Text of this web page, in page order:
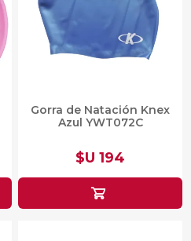
Gorra de Natación Knex
Azul YWT072C
$U 194